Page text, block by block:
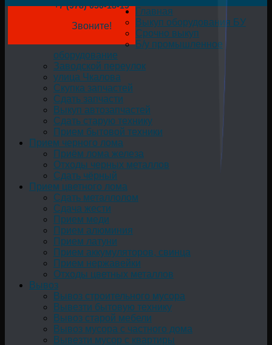
+7 (978) 050-18-19
Звоните!
Главная
Выкуп оборудования БУ
Срочно выкуп
Б/у промышленное
оборудование
Заводской переулок
улица Чкалова
Скупка запчастей
Сдать запчасти
Выкуп автозапчастей
Сдать старую технику
Прием бытовой техники
Прием черного лома
Приём лома железа
Отходы черных металлов
Сдать чёрный
Прием цветного лома
Сдать металлолом
Сдача жести
Прием меди
Прием алюминия
Прием латуни
Прием аккумуляторов, свинца
Прием нержавейки
Отходы цветных металлов
Вывоз
Вывоз строительного мусора
Вывезти бытовую технику
Вывоз старой мебели
Вывоз мусора с частного дома
Вывезти мусор с квартиры